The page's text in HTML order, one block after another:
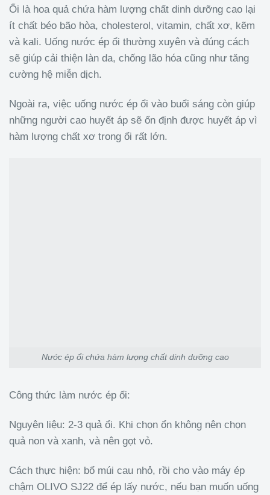
Ổi là hoa quả chứa hàm lượng chất dinh dưỡng cao lại
ít chất béo bão hòa, cholesterol, vitamin, chất xơ, kẽm
và kali. Uống nước ép ổi thường xuyên và đúng cách
sẽ giúp cải thiện làn da, chống lão hóa cũng như tăng
cường hệ miễn dịch.
Ngoài ra, việc uống nước ép ổi vào buổi sáng còn giúp
những người cao huyết áp sẽ ổn định được huyết áp vì
hàm lượng chất xơ trong ổi rất lớn.
Nước ép ổi chứa hàm lượng chất dinh dưỡng cao
Công thức làm nước ép ổi:
Nguyên liệu: 2-3 quả ổi. Khi chọn ổn không nên chọn
quả non và xanh, và nên gọt vỏ.
Cách thực hiện: bổ múi cau nhỏ, rồi cho vào máy ép
chậm OLIVO SJ22 để ép lấy nước, nếu bạn muốn uống